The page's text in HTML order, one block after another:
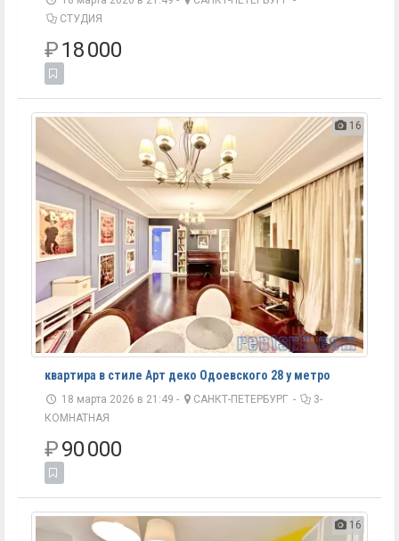
СТУДИЯ
₽18 000
16
квартира в стиле Арт деко Одоевского 28 у метро
18 марта 2026 в 21:49 - САНКТ-ПЕТЕРБУРГ -
3-
КОМНАТНАЯ
₽90 000
16